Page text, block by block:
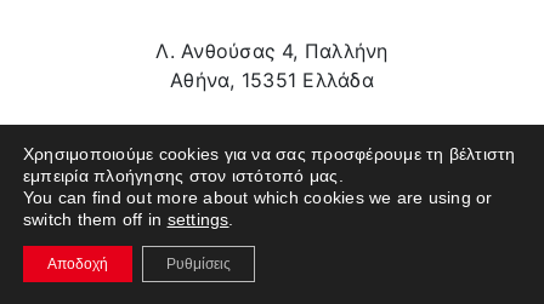
Λ. Ανθούσας 4, Παλλήνη
Αθήνα, 15351 Ελλάδα
info@texpo.gr
211 180 1801
SITE MAP
Χρησιμοποιούμε cookies για να σας προσφέρουμε τη βέλτιστη
εμπειρία πλοήγησης στον ιστότοπό μας.
You can find out more about which cookies we are using or
switch them off in settings
Αποδοχή Ρυθμίσεις